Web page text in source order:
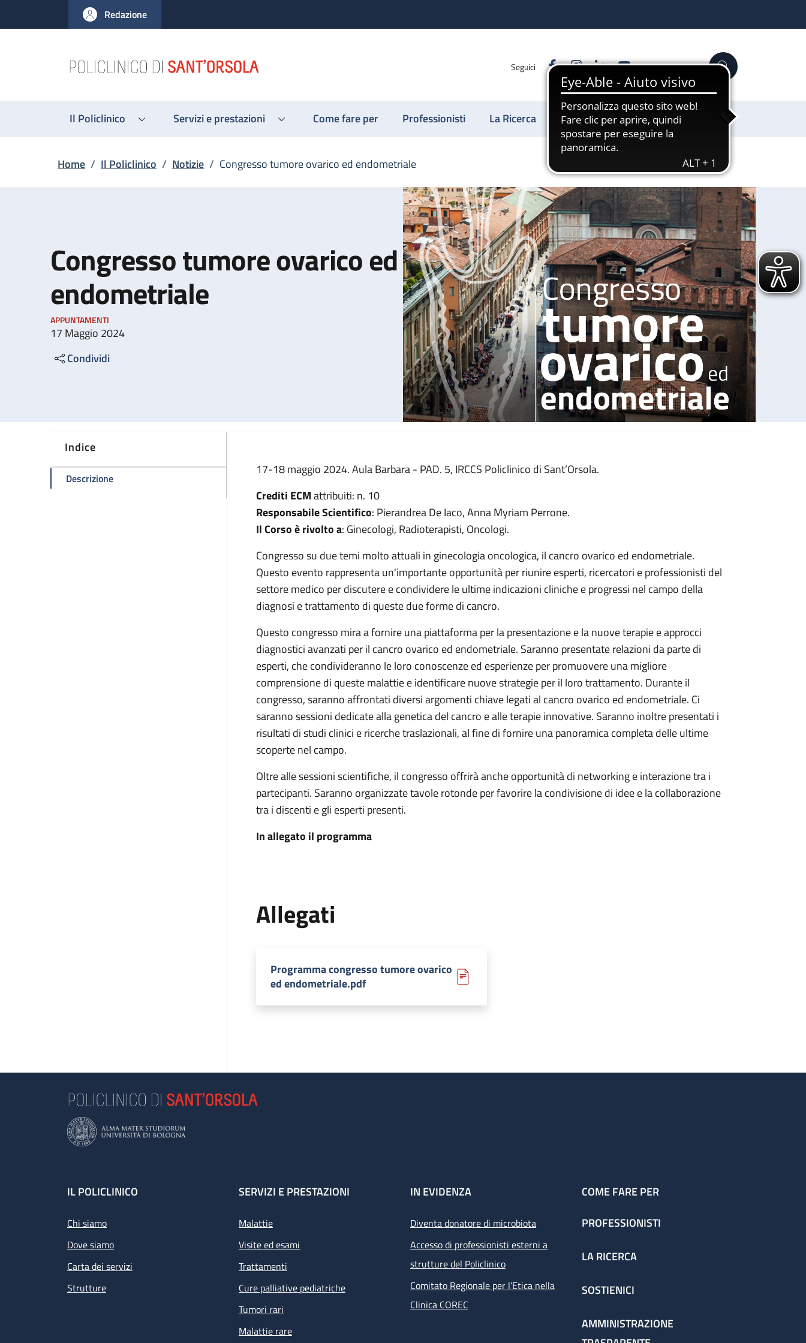
al contenuto principale
to footer content
Redazione
Seguici FacebookInstagram
LinkedinYouTube Cerca
Il Policlinico Servizi e prestazioni Come fare per Professionisti La Ricerca Sostienici
Briciole di pane
Home / Il Policlinico / Notizie / Congresso tumore ovarico ed endometriale
Congresso tumore ovarico ed
endometriale
APPUNTAMENTI
17 Maggio 2024
Condividi
Indice
Descrizionedella pagina Congresso tumore ovarico ed endometriale
17-18 maggio 2024. Aula Barbara - PAD. 5, IRCCS Policlinico di Sant’Orsola.
Crediti ECMattribuiti: n. 10
Responsabile Scientifico: Pierandrea De Iaco, Anna Myriam Perrone.
Il Corso è rivolto a: Ginecologi, Radioterapisti, Oncologi.
Congresso su due temi molto attuali in ginecologia oncologica, il cancro ovarico ed endometriale.
Questo evento rappresenta un'importante opportunità per riunire esperti, ricercatori e professionisti del
settore medico per discutere e condividere le ultime indicazioni cliniche e progressi nel campo della
diagnosi e trattamento di queste due forme di cancro.
Questo congresso mira a fornire una piattaforma per la presentazione e la nuove terapie e approcci
diagnostici avanzati per il cancro ovarico ed endometriale. Saranno presentate relazioni da parte di
esperti, che condivideranno le loro conoscenze ed esperienze per promuovere una migliore
comprensione di queste malattie e identificare nuove strategie per il loro trattamento. Durante il
congresso, saranno affrontati diversi argomenti chiave legati al cancro ovarico ed endometriale. Ci
saranno sessioni dedicate alla genetica del cancro e alle terapie innovative. Saranno inoltre presentati i
risultati di studi clinici e ricerche traslazionali, al fine di fornire una panoramica completa delle ultime
scoperte nel campo.
Oltre alle sessioni scientifiche, il congresso offrirà anche opportunità di networking e interazione tra i
partecipanti. Saranno organizzate tavole rotonde per favorire la condivisione di idee e la collaborazione
tra i discenti e gli esperti presenti.
In allegato il programma
Allegati
Programma congresso tumore ovarico
ed endometriale.pdf
Footer
IL POLICLINICO
Chi siamo
Dove siamo
Carta dei servizi
Strutture
SERVIZI E PRESTAZIONI
Malattie
Visite ed esami
Trattamenti
Cure palliative pediatriche
Tumori rari
Malattie rare
IN EVIDENZA
Diventa donatore di microbiota
Accesso di professionisti esterni a
strutture del Policlinico
Comitato Regionale per l’Etica nella
Clinica COREC
COME FARE PER
PROFESSIONISTI
LA RICERCA
SOSTIENICI
AMMINISTRAZIONE